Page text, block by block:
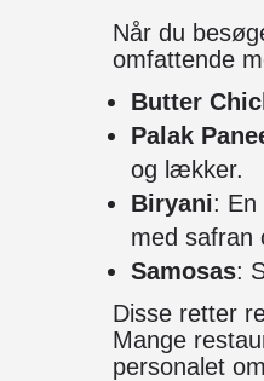
Når du
omfattende
Butter
Palak
og lækker.
Biryani: En
med safran
Samosas:
Disse retter
Mange
personalet